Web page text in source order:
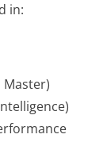
in:
Master)